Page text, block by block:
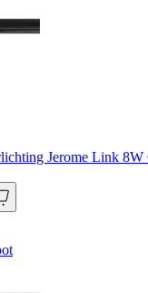
Jerome Link